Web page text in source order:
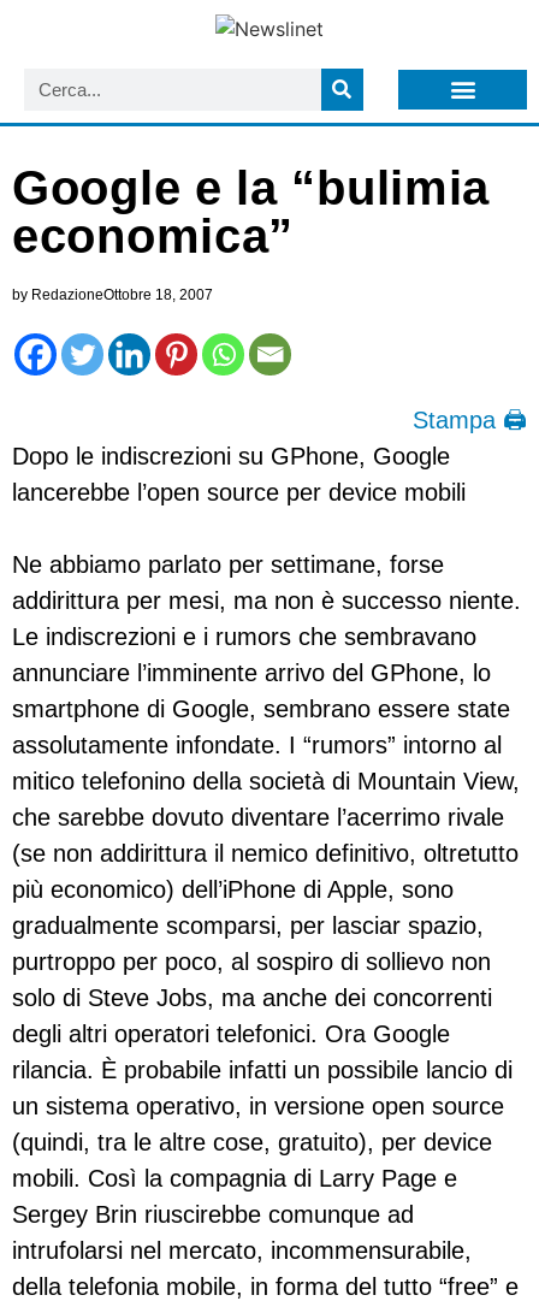
Google e la “bulimia
economica”
by RedazioneOttobre 18, 2007
Stampa 🖨
Dopo le indiscrezioni su GPhone, Google
lancerebbe l’open source per device mobili
Ne abbiamo parlato per settimane, forse
addirittura per mesi, ma non è successo niente.
Le indiscrezioni e i rumors che sembravano
annunciare l’imminente arrivo del GPhone, lo
smartphone di Google, sembrano essere state
assolutamente infondate. I “rumors” intorno al
mitico telefonino della società di Mountain View,
che sarebbe dovuto diventare l’acerrimo rivale
(se non addirittura il nemico definitivo, oltretutto
più economico) dell’iPhone di Apple, sono
gradualmente scomparsi, per lasciar spazio,
purtroppo per poco, al sospiro di sollievo non
solo di Steve Jobs, ma anche dei concorrenti
degli altri operatori telefonici. Ora Google
rilancia. È probabile infatti un possibile lancio di
un sistema operativo, in versione open source
(quindi, tra le altre cose, gratuito), per device
mobili. Così la compagnia di Larry Page e
Sergey Brin riuscirebbe comunque ad
intrufolarsi nel mercato, incommensurabile,
della telefonia mobile, in forma del tutto “free” e